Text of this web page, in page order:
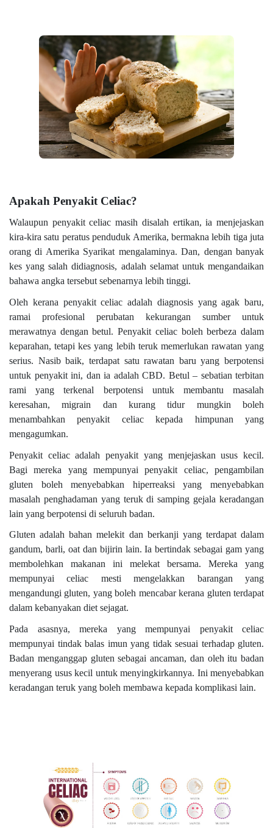
Apakah Penyakit Celiac?
Walaupun penyakit celiac masih disalah ertikan, ia menjejaskan
kira-kira satu peratus penduduk Amerika, bermakna lebih tiga juta
orang di Amerika Syarikat mengalaminya. Dan, dengan banyak
kes yang salah didiagnosis, adalah selamat untuk mengandaikan
bahawa angka tersebut sebenarnya lebih tinggi.
Oleh kerana penyakit celiac adalah diagnosis yang agak baru,
ramai profesional perubatan kekurangan sumber untuk
merawatnya dengan betul. Penyakit celiac boleh berbeza dalam
keparahan, tetapi kes yang lebih teruk memerlukan rawatan yang
serius. Nasib baik, terdapat satu rawatan baru yang berpotensi
untuk penyakit ini, dan ia adalah CBD. Betul – sebatian terbitan
rami yang terkenal berpotensi untuk membantu masalah
keresahan, migrain dan kurang tidur mungkin boleh
menambahkan penyakit celiac kepada himpunan yang
mengagumkan.
Penyakit celiac adalah penyakit yang menjejaskan usus kecil.
Bagi mereka yang mempunyai penyakit celiac, pengambilan
gluten boleh menyebabkan hiperreaksi yang menyebabkan
masalah penghadaman yang teruk di samping gejala keradangan
lain yang berpotensi di seluruh badan.
Gluten adalah bahan melekit dan berkanji yang terdapat dalam
gandum, barli, oat dan bijirin lain. Ia bertindak sebagai gam yang
membolehkan makanan ini melekat bersama. Mereka yang
mempunyai celiac mesti mengelakkan barangan yang
mengandungi gluten, yang boleh mencabar kerana gluten terdapat
dalam kebanyakan diet sejagat.
Pada asasnya, mereka yang mempunyai penyakit celiac
mempunyai tindak balas imun yang tidak sesuai terhadap gluten.
Badan menganggap gluten sebagai ancaman, dan oleh itu badan
menyerang usus kecil untuk menyingkirkannya. Ini menyebabkan
keradangan teruk yang boleh membawa kepada komplikasi lain.